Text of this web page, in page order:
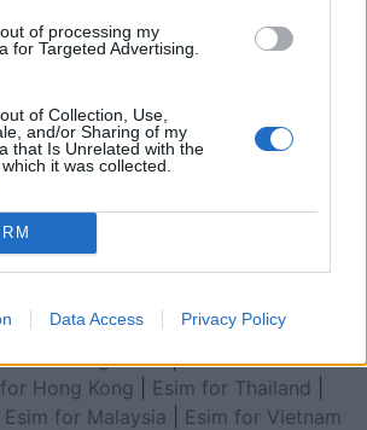
of processing my
for Targeted Advertising.
of Collection, Use,
and/or Sharing of my
that Is Unrelated with the
it was collected.
Data Access Privacy Policy
for Germany|Esim for Greece |
World Cup 2026
Balkans|Esim for Morocco|
United Kingdom |Esim for Africa
|Esim for Middle East|Esim for
for Canada
Esim for Albania|Esim for Kosovo|
for Algeria|Esim for Portugal
for Argentina|Esim for
Hong Kong Esim for Thailand
Esim for Malaysia
Esim for Vietnam